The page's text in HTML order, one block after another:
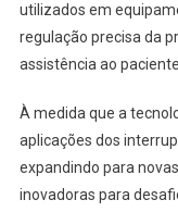
utilizados em
regulação precisa da
assistência ao
À medida que a
aplicações dos
expandindo para
inovadoras para